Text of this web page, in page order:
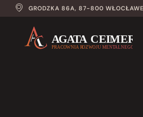
GRODZKA 86A, 87-800